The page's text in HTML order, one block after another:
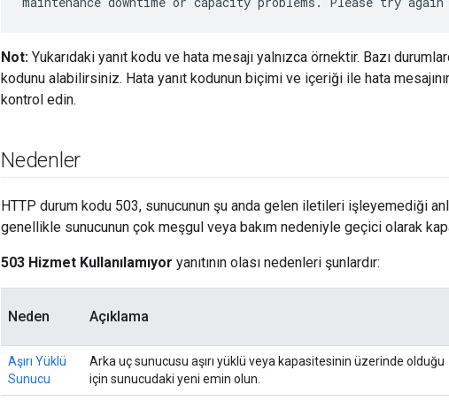
Not: Yukarıdaki yanıt kodu ve hata mesajı yalnızca örnektir. Bazı
kodunu alabilirsiniz. Hata yanıt kodunun biçimi ve içeriği ile hata
kontrol edin.
Nedenler
HTTP durum kodu 503, sunucunun şu anda gelen iletileri işleyemediği
genellikle sunucunun çok meşgul veya bakım nedeniyle geçici olarak
503 Hizmet Kullanılamıyor yanıtının olası nedenleri şunlardır:
Neden Açıklama
Aşırı Yüklü
Sunucu
Arka uç sunucusu aşırı yüklü veya kapasitesinin üzerinde olduğu
için sunucudaki yeni emin olun.